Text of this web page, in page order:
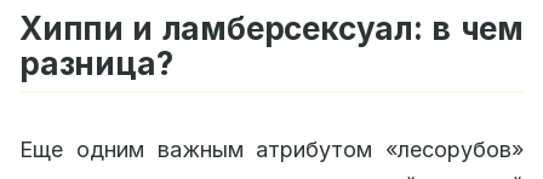
Хиппи и ламберсексуал: в чем
разница?
Еще одним важным атрибутом «лесорубов»